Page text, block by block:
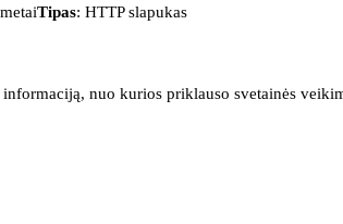
Tipas: HTTP slapukas
nuo kurios priklauso svetainės